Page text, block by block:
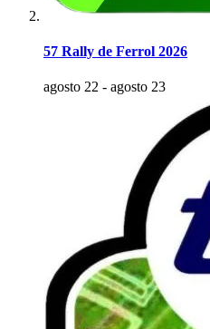
57 Rally de Ferrol 2026
agosto 22 - agosto 23